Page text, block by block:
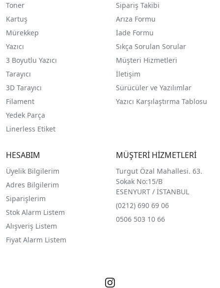
Toner
Kartuş
Mürekkep
Yazıcı
3 Boyutlu Yazıcı
Tarayıcı
3D Tarayıcı
Filament
Yedek Parça
Linerless Etiket
Sipariş Takibi
Arıza Formu
İade Formu
Sıkça Sorulan Sorular
Müşteri Hizmetleri
İletişim
Sürücüler ve Yazılımlar
Yazıcı Karşılaştırma Tablosu
HESABIM
Üyelik Bilgilerim
Adres Bilgilerim
Siparişlerim
Stok Alarm Listem
Alışveriş Listem
Fiyat Alarm Listem
MÜŞTERİ HİZMETLERİ
Turgut Özal Mahallesi. 63.
Sokak No:15/B
ESENYURT / İSTANBUL
(0212) 690 69 06
0506 503 10 66